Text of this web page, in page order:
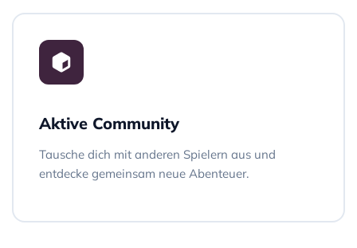
Aktive Community
Tausche dich mit anderen Spielern aus und
entdecke gemeinsam neue Abenteuer.